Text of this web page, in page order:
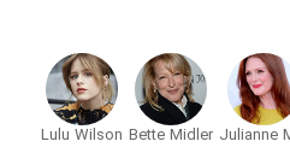
Bette Midler
Lulu Wilson